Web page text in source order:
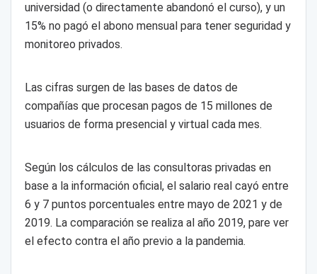
universidad (o directamente abandonó el curso), y un
15% no pagó el abono mensual para tener seguridad y
monitoreo privados.
Las cifras surgen de las bases de datos de
compañías que procesan pagos de 15 millones de
usuarios de forma presencial y virtual cada mes.
Según los cálculos de las consultoras privadas en
base a la información oficial, el salario real cayó entre
6 y 7 puntos porcentuales entre mayo de 2021 y de
2019. La comparación se realiza al año 2019, pare ver
el efecto contra el año previo a la pandemia.